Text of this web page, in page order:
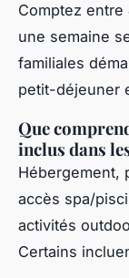
Comptez entre
une semaine
familiales
petit-déjeuner
Que
inclus dans
Hébergement,
accès spa/
activités
Certains